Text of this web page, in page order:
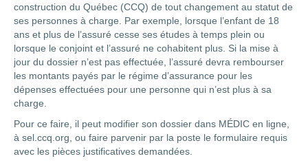
construction du Québec (CCQ) de tout changement au statut de
ses personnes à charge. Par exemple, lorsque l’enfant de 18
ans et plus de l’assuré cesse ses études à temps plein ou
lorsque le conjoint et l’assuré ne cohabitent plus. Si la mise à
jour du dossier n’est pas effectuée, l’assuré devra rembourser
les montants payés par le régime d’assurance pour les
dépenses effectuées pour une personne qui n’est plus à sa
charge.
Pour ce faire, il peut modifier son dossier dans MÉDIC en ligne,
à sel.ccq.org, ou faire parvenir par la poste le formulaire requis
avec les pièces justificatives demandées.